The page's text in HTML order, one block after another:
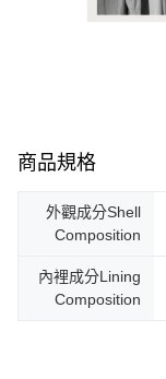
商品規格
外觀成分Shell
Composition
內裡成分Lining
Composition